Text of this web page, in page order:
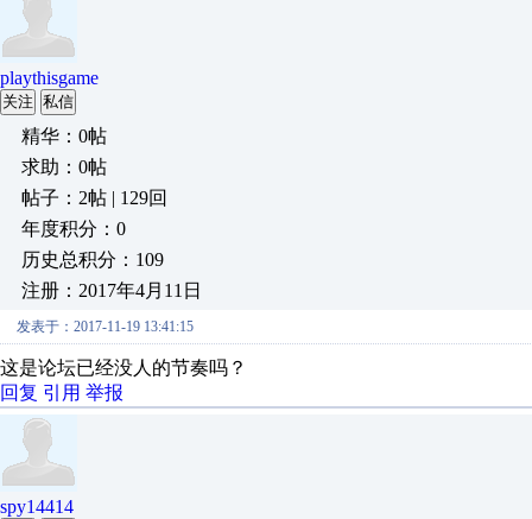
playthisgame
关注 私信
精华：0帖
求助：0帖
帖子：2帖 | 129回
年度积分：0
历史总积分：109
注册：2017年4月11日
发表于：2017-11-19 13:41:15
这是论坛已经没人的节奏吗？
回复 引用 举报
spy14414